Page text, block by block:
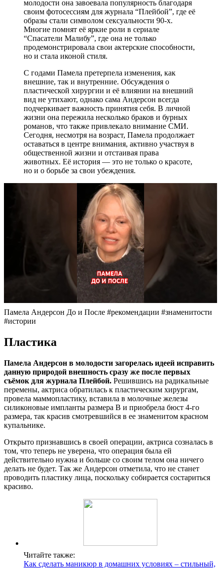
молодости она завоевала популярность благодаря
своим фотосессиям для журнала “Плейбой”, где её
образы стали символом сексуальности 90-х.
Многие помнят её яркие роли в сериале
“Спасатели Малибу”, где она не только
продемонстрировала свои актерские способности,
но и стала иконой стиля.
С годами Памела претерпела изменения, как
внешние, так и внутренние. Обсуждения о
пластической хирургии и её влиянии на внешний
вид не утихают, однако сама Андерсон всегда
подчеркивает важность принятия себя. В личной
жизни она пережила несколько браков и бурных
романов, что также привлекало внимание СМИ.
Сегодня, несмотря на возраст, Памела продолжает
оставаться в центре внимания, активно участвуя в
общественной жизни и отстаивая права
животных. Её история — это не только о красоте,
но и о борьбе за свои убеждения.
Памела Андерсон До и После #рекомендации #знаменитости
#истории
Пластика
Памела Андерсон в молодости загорелась идеей исправить
данную природой внешность сразу же после первых
съёмок для журнала Плейбой. Решившись на радикальные
перемены, актриса обратилась к пластическим хирургам,
провела маммопластику, вставила в молочные железы
силиконовые импланты размера В и приобрела бюст 4-го
размера, так красив смотревшийся в ее знаменитом красном
купальнике.
Открыто признавшись в своей операции, актриса созналась в
том, что теперь не уверена, что операция была ей
действительно нужна и больше со своим телом она ничего
делать не будет. Так же Андерсон отметила, что не станет
проводить пластику лица, поскольку собирается состариться
красиво.
Читайте также:
Как сделать маникюр в домашних условиях – стильный,